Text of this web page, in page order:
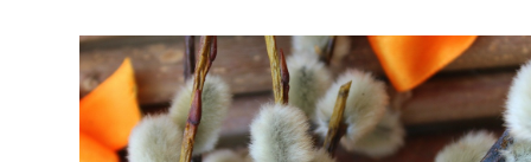
Odtwarzacz
plików
dźwiękowych